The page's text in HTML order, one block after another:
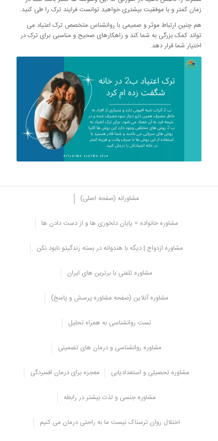
زمان کمتر و با موفقیت بیشتری خواهید توانست فرایند ترک را طی کنید.
هم چنین ارتباط موثر و صمیمی با روانشناس متخصص ترک اعتیاد می
تواند کمک بزرگی به شما کند و راهکارهای صحیح و مناسبی برای ترک در
اختیار شما قرار دهد.
مشاورانه (صفحه اصلی)
مشاوره خانواده = پایان دلخوری ها و از دست دادن ها
مشاوره ازدواج | دیگه با هندوانه در بسته زندگیتو نابود نکن
مشاوره تلفنی با برترین های ایران
مشاوره آنلاین (صفحه مشاوره پرسش و پاسخ)
تست روانشناسی به همراه تحلیل
مشاوره روانشناسی و درمان های تضمینی
مشاوره تحصیلی و استعدادیابی معجزه برای درمان افسردگی
مشاوره جنسی و لذت بیشتر در رابطه
اختلال روان ترسناک نیست ما به راحتی درمان می کنیم
مرکز مشاوره ستاره ایرانیان
بسیاری از افراد به خاطر دلایل برای ترک اعتیاد مراجعه حضوری به مشاور
ندارند و خودشان خودسرانه بدون هیچ مشاوره و راهنمایی شروع به ترک
می کنند، در صورتی که این نوع ترک موثر نمی باشد و به مرور زمان
در این زمینه مرکز مشاوره ستاره ایرانیان امکاناتی را مهیا کرده است تا هر
اعتیاد در خانه با آن ها مشورت کنید تا بتوانید ترک اصولی و صحیحی
مرکز مشاوره مشاورانه
(مشتقات شاهدانه، ماده مخدر گل، ماریجوانا و حشیش)
تقویت بدن بعد از ترک اعتیاد